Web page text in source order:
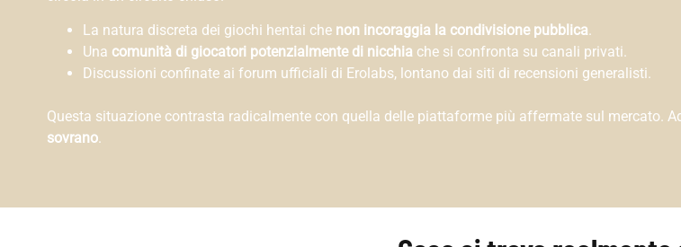
La natura discreta dei giochi hentai che non incoraggia la condivisione pubblica.
Una comunità di giocatori potenzialmente di nicchia che si confronta su canali privati.
Discussioni confinate ai forum ufficiali di Erolabs, lontano dai siti di recensioni generalisti.
Questa situazione contrasta radicalmente con quella delle piattaforme più affermate sul mercato.
sovrano.